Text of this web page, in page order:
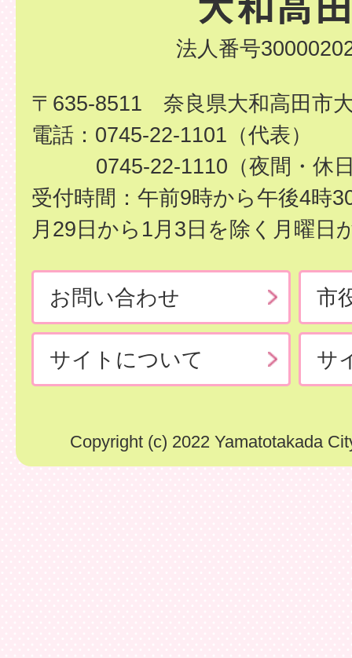
法人番号
〒635-8511 奈良県大和高田市
電話：0745-22-1101（代表）
0745-22-1110（夜間・休
受付時間：午前9時から午後4時
月29日から1月3日を除く月曜日
お問い合わせ 市
サイトについて サ
Copyright (c) 2022 Yamatotakada